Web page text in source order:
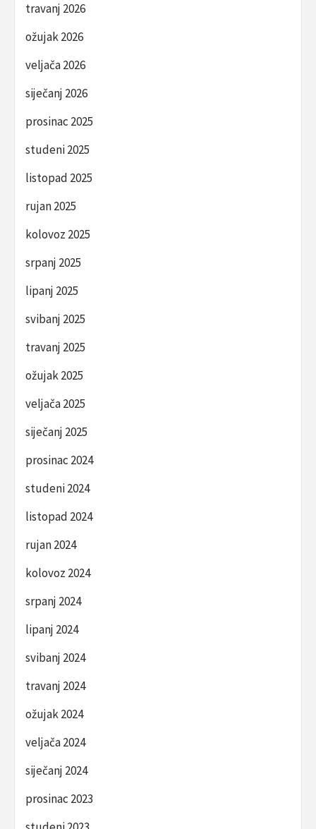
travanj 2026
ožujak 2026
veljača 2026
siječanj 2026
prosinac 2025
studeni 2025
listopad 2025
rujan 2025
kolovoz 2025
srpanj 2025
lipanj 2025
svibanj 2025
travanj 2025
ožujak 2025
veljača 2025
siječanj 2025
prosinac 2024
studeni 2024
listopad 2024
rujan 2024
kolovoz 2024
srpanj 2024
lipanj 2024
svibanj 2024
travanj 2024
ožujak 2024
veljača 2024
siječanj 2024
prosinac 2023